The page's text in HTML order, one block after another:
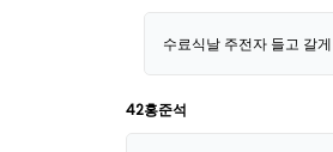
수료식날 주전자 들고 갈
42홍준석